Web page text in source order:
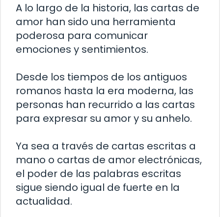
A lo largo de la historia, las cartas de
amor han sido una herramienta
poderosa para comunicar
emociones y sentimientos.
Desde los tiempos de los antiguos
romanos hasta la era moderna, las
personas han recurrido a las cartas
para expresar su amor y su anhelo.
Ya sea a través de cartas escritas a
mano o cartas de amor electrónicas,
el poder de las palabras escritas
sigue siendo igual de fuerte en la
actualidad.